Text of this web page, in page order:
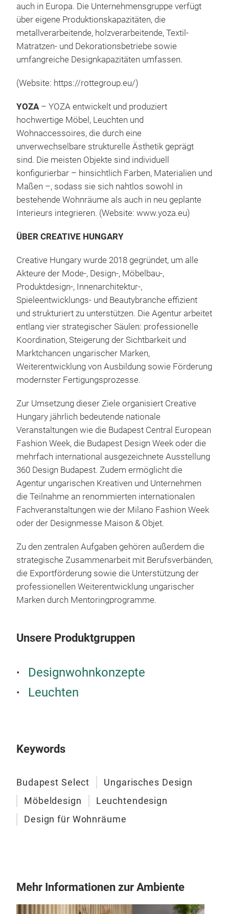
auch in Europa. Die Unternehmensgruppe verfügt
über eigene Produktionskapazitäten, die
metallverarbeitende, holzverarbeitende, Textil-
Matratzen- und Dekorationsbetriebe sowie
umfangreiche Designkapazitäten umfassen.
(Website: https://rottegroup.eu/)
YOZA – YOZA entwickelt und produziert
hochwertige Möbel, Leuchten und
Wohnaccessoires, die durch eine
unverwechselbare strukturelle Ästhetik geprägt
sind. Die meisten Objekte sind individuell
konfigurierbar – hinsichtlich Farben, Materialien und
Maßen –, sodass sie sich nahtlos sowohl in
bestehende Wohnräume als auch in neu geplante
Interieurs integrieren. (Website: www.yoza.eu)
ÜBER CREATIVE HUNGARY
Creative Hungary wurde 2018 gegründet, um alle
Akteure der Mode-, Design-, Möbelbau-,
Produktdesign-, Innenarchitektur-,
Spieleentwicklungs- und Beautybranche effizient
und strukturiert zu unterstützen. Die Agentur arbeitet
entlang vier strategischer Säulen: professionelle
Koordination, Steigerung der Sichtbarkeit und
Marktchancen ungarischer Marken,
Weiterentwicklung von Ausbildung sowie Förderung
modernster Fertigungsprozesse.
Zur Umsetzung dieser Ziele organisiert Creative
Hungary jährlich bedeutende nationale
Veranstaltungen wie die Budapest Central European
Fashion Week, die Budapest Design Week oder die
mehrfach international ausgezeichnete Ausstellung
360 Design Budapest. Zudem ermöglicht die
Agentur ungarischen Kreativen und Unternehmen
die Teilnahme an renommierten internationalen
Fachveranstaltungen wie der Milano Fashion Week
oder der Designmesse Maison & Objet.
Zu den zentralen Aufgaben gehören außerdem die
strategische Zusammenarbeit mit Berufsverbänden,
die Exportförderung sowie die Unterstützung der
professionellen Weiterentwicklung ungarischer
Marken durch Mentoringprogramme.
Unsere Produktgruppen
Designwohnkonzepte
Leuchten
Keywords
Budapest Select
Ungarisches Design
Möbeldesign
Leuchtendesign
Design für Wohnräume
Mehr Informationen zur Ambiente